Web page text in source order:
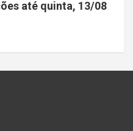
até quinta, 13/08